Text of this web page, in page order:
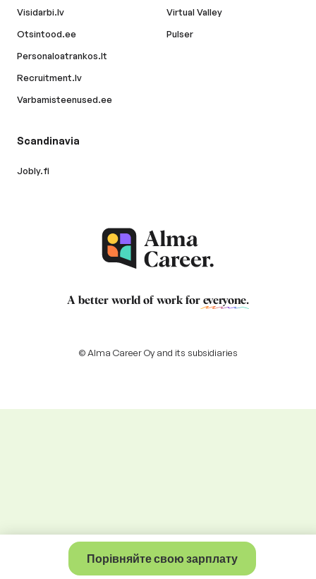
Порівняйте свою зарплату
Visidarbi.lv
Otsintood.ee
Personaloatrankos.lt
Recruitment.lv
Varbamisteenused.ee
Virtual Valley
Pulser
Scandinavia
Jobly.fi
A better world of work for everyone.
© Alma Career Oy and its subsidiaries